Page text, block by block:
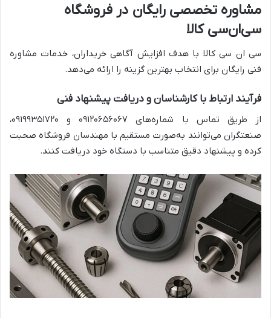
مشاوره تخصصی رایگان در فروشگاه
سی‌ان‌سی کالا
سی ان سی کالا با هدف افزایش آگاهی خریداران، خدمات مشاوره
فنی رایگان برای انتخاب بهترین گزینه را ارائه می‌دهد.
فرآیند ارتباط با کارشناسان و دریافت پیشنهاد فنی
از طریق تماس با شماره‌های ۰۹۱۲۰۶۵۶۰۶۷ و ۰۹۱۹۹۳۵۱۷۲۰،
صنعتگران می‌توانند به‌صورت مستقیم با مهندسان فروشگاه صحبت
کرده و پیشنهاد دقیق متناسب با دستگاه خود دریافت کنند.